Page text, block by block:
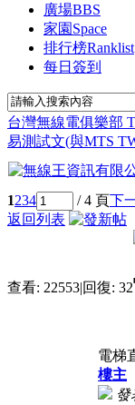
廣場BBS
家園 Space
排行榜Ranklist
每日簽到
台灣無線電俱樂部
易測試文(與MTS
1234 / 4 頁下
返回列表
查看: 22553|回復: 32
電梯
樓主
發